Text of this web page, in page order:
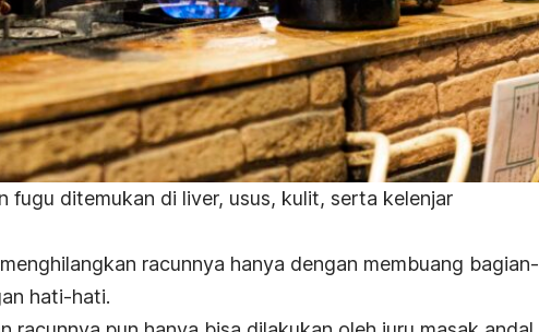
fugu ditemukan di liver, usus, kulit, serta kelenjar
racunnya hanya dengan membuang bagian-
hati-hati.